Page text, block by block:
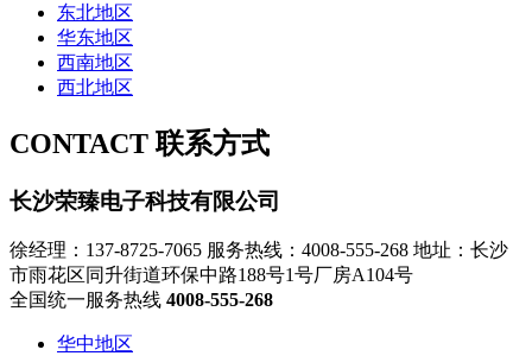
东北地区
华东地区
西南地区
西北地区
CONTACT 联系方式
长沙荣臻电子科技有限公司
徐经理：137-8725-7065 服务热线：4008-555-268 地址：长沙
市雨花区同升街道环保中路188号1号厂房A104号
全国统一服务热线 4008-555-268
华中地区